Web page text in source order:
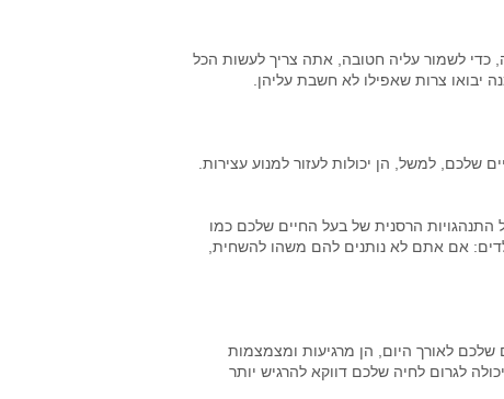
לשמור עליה חטובה, אתה צריך לעשות הכל
צרות שאפילו לא חשבת עליהן.
שלכם, למשל, הן יכולות לעזור למנוע עצירות.
התנהגויות הרסנית של בעל החיים שלכם כמו
אם אתם לא נותנים להם משהו להשחית,
שלכם לאורך היום, הן מרגיעות ומצמצמות
לגרום לחיה שלכם דווקא להרגיש יותר